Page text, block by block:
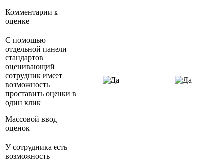
Комментарии к
оценке
С помощью
отдельной панели
стандартов
оценивающий
сотрудник имеет
возможность
проставить оценки в
один клик
Массовой ввод
оценок
У сотрудника есть
возможность